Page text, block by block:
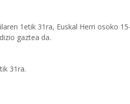
1etik 31ra, Euskal Herri osoko
gaztea da.
31ra.